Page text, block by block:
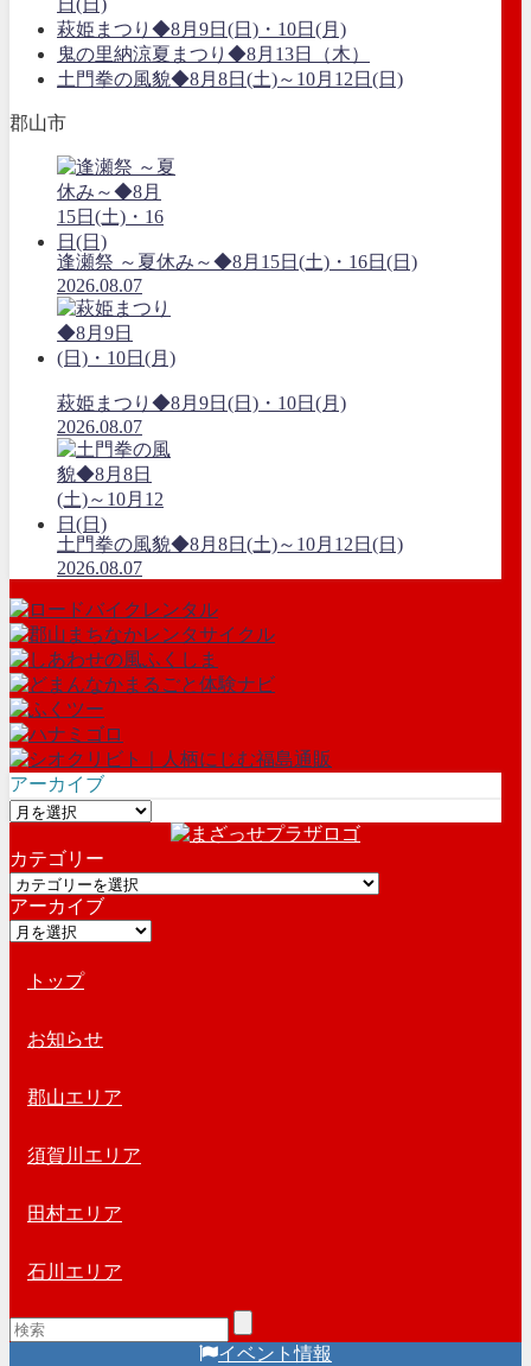
日(日)
萩姫まつり◆8月9日(日)・10日(月)
鬼の里納涼夏まつり◆8月13日（木）
土門拳の風貌◆8月8日(土)～10月12日(日)
郡山市
逢瀬祭 ～夏休み～◆8月15日(土)・16日(日)
2026.08.07
萩姫まつり◆8月9日(日)・10日(月)
2026.08.07
土門拳の風貌◆8月8日(土)～10月12日(日)
2026.08.07
アーカイブ
ア
カ
イ
ブ
カテゴリー
カ
テ
ゴ
アーカイブ
ア
トップ
お知らせ
郡山エリア
須賀川エリア
田村エリア
石川エリア
イベント情報